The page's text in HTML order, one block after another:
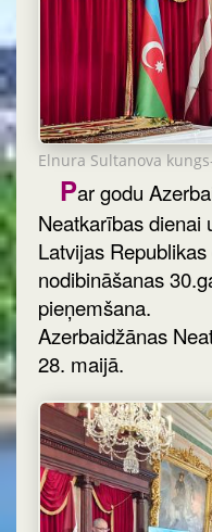
Elnura Sultanova
Par godu
Neatkarības dienai
Latvijas
nodibināšanas
pieņemšana.
Azerbaidžānas
28. maijā.